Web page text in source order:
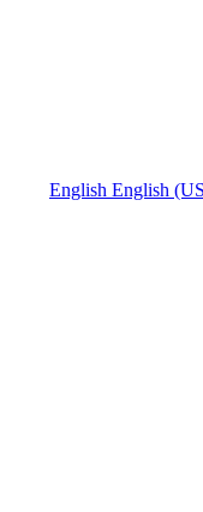
English English